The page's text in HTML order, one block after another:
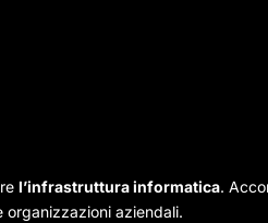
l’infrastruttura informatica.
aziendali.